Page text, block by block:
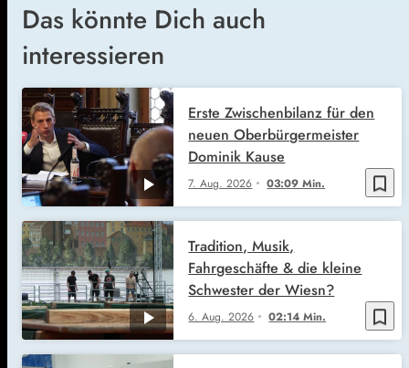
Das könnte Dich auch
interessieren
bookmark_border
7. Aug. 2026 03:09 Min.
Erste Zwischenbilanz für den
neuen Oberbürgermeister
Dominik Kause
bookmark_border
6. Aug. 2026 02:14 Min.
Tradition, Musik,
Fahrgeschäfte & die kleine
Schwester der Wiesn?